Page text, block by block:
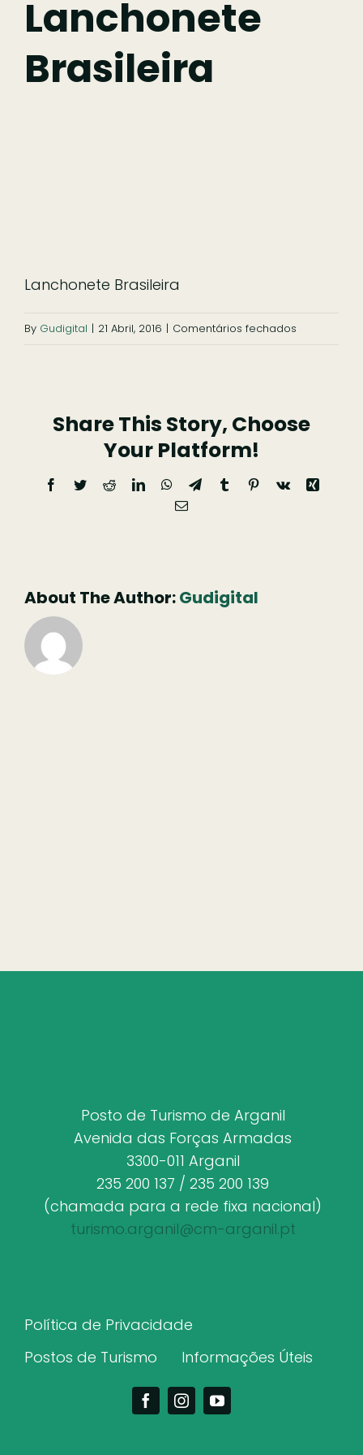
Lanchonete
Brasileira
Lanchonete Brasileira
By Gudigital | 21 Abril, 2016 | Comentários fechados
Share This Story, Choose
Your Platform!
Facebook
TwitterRedditLinkedInWhatsApp
TelegramTumblrPinterest
Vk
Xing
Email
About The Author:Gudigital
Posto de Turismo de Arganil
Avenida das Forças Armadas
3300-011 Arganil
235 200 137 / 235 200 139
(chamada para a rede fixa nacional)
turismo.arganil@cm-arganil.pt
Política de Privacidade
Postos de Turismo
Informações Úteis